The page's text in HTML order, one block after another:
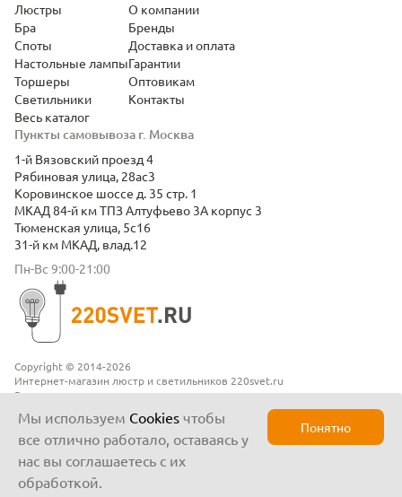
Copyright © 2014-2026
Интернет-магазин люстр и светильников 220svet.ru
Все права защищены
Пункты самовывоза г. Москва
1-й Вязовский проезд 4
Рябиновая улица, 28ас3
Коровинское шоссе д. 35 стр. 1
МКАД 84-й км ТПЗ Алтуфьево 3А корпус 3
Тюменская улица, 5с16
31-й км МКАД, влад.12
Пн-Вс 9:00-21:00
Люстры
Бра
Споты
Настольные лампы
Торшеры
Светильники
Весь каталог
О компании
Бренды
Доставка и оплата
Гарантии
Оптовикам
Контакты
Мы используем Cookies чтобы
все отлично работало, оставаясь у
нас вы соглашаетесь с их
обработкой.
Понятно